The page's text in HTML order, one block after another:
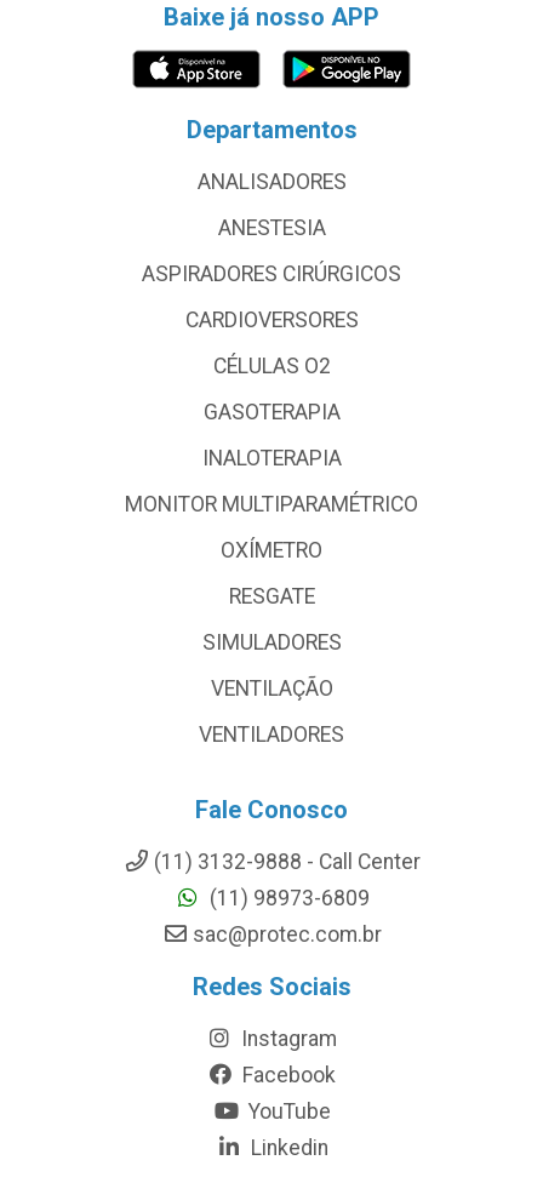
Baixe já nosso APP
Departamentos
ANALISADORES
ANESTESIA
ASPIRADORES CIRÚRGICOS
CARDIOVERSORES
CÉLULAS O2
GASOTERAPIA
INALOTERAPIA
MONITOR MULTIPARAMÉTRICO
OXÍMETRO
RESGATE
SIMULADORES
VENTILAÇÃO
VENTILADORES
Fale Conosco
(11) 3132-9888 - Call Center
(11) 98973-6809
sac@protec.com.br
Redes Sociais
Instagram
Facebook
YouTube
Linkedin